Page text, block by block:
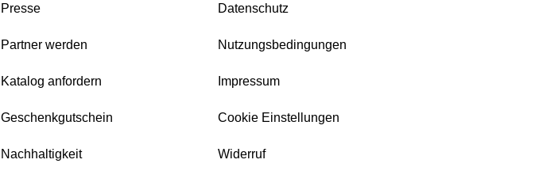
Presse
Partner werden
Katalog anfordern
Geschenkgutschein
Nachhaltigkeit
Datenschutz
Nutzungsbedingungen
Impressum
Cookie Einstellungen
Widerruf